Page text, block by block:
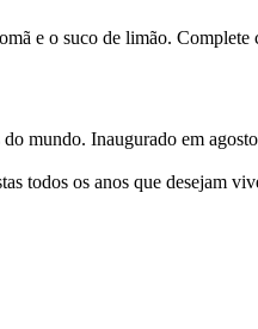
e o suco de limão.
mundo. Inaugurado em
todos os anos que desejam